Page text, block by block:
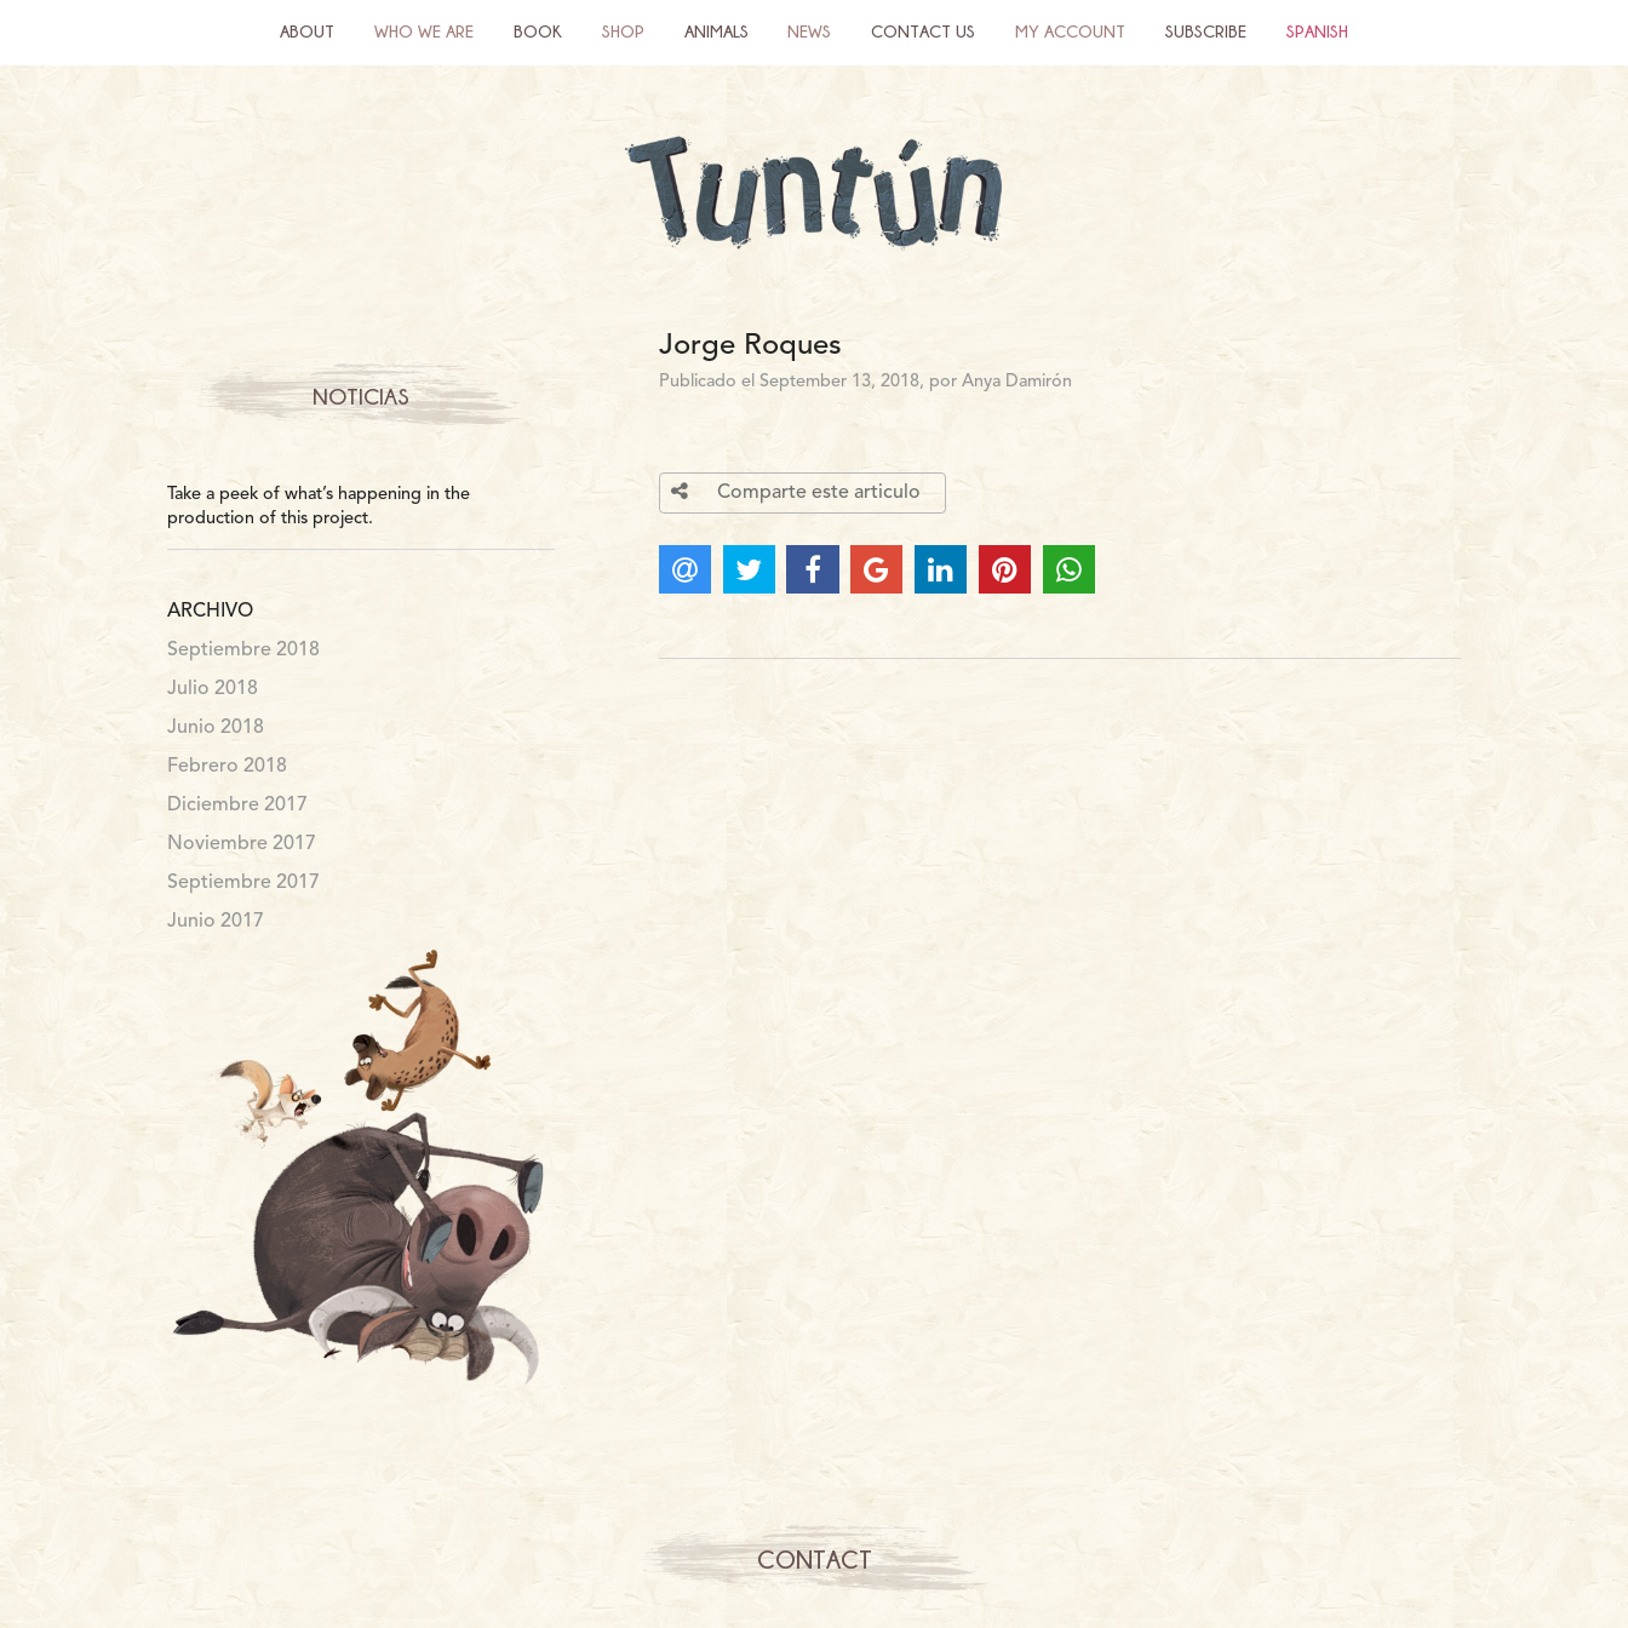
ABOUT WHO WE ARE BOOK SHOP ANIMALS NEWS CONTACT US MY ACCOUNT SUBSCRIBE SPANISH
NOTICIAS
Take a peek of what’s happening in the
production of this project.
ARCHIVO
Septiembre 2018
Julio 2018
Junio 2018
Febrero 2018
Diciembre 2017
Noviembre 2017
Septiembre 2017
Junio 2017
Jorge Roques
Publicado el September 13, 2018, por Anya Damirón
Comparte este articulo
CONTACT